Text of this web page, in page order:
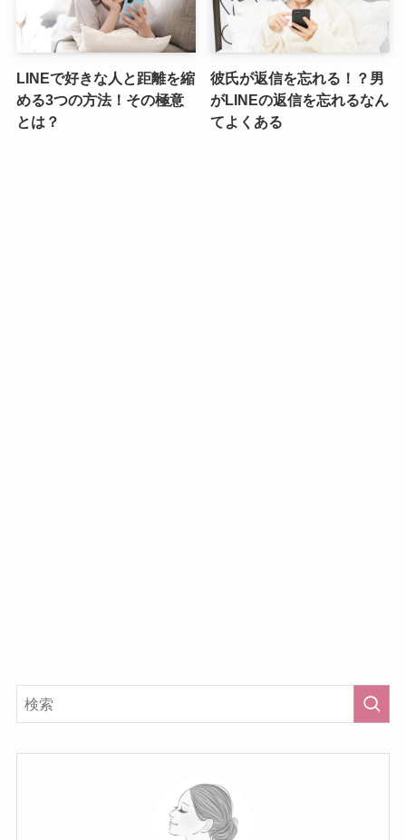
LINEで好きな人と距離を縮
める3つの方法！その極意
とは？
彼氏が返信を忘れる！？男
がLINEの返信を忘れるなん
てよくある